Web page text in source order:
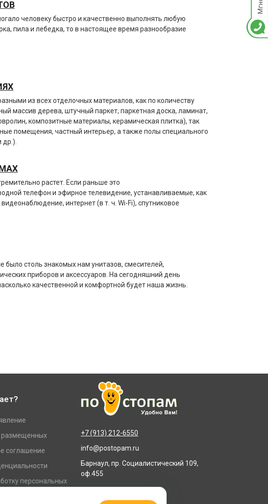
человеку быстро и качественно выполнять любую
пила и лебедка, то в настоящее время разнообразие
из всех отделочных материалов, как по количеству
массив дерева, штучный паркет, паркетная доска, ламинат,
композитные материалы, керамическая плитка), так
помещения, частный интерьер, а также полы специального
др.).
растет. Если раньше это
телефон и эфирное телевидение, устанавливаемые, как
интернет (в т. ч. Wi-Fi), спутниковое
было столь знакомых нам унитазов, смесителей,
приборов и аксессуаров. На сегодняшний день
качественной и комфортной будет наша жизнь.
размещенных
соглашение
персональных
+7 (913) 212-6550
info@postopam.ru
Барнаул, пр. Социалистический 109,
оф.455